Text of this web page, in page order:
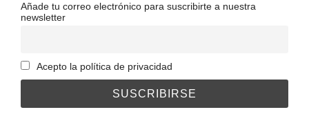
Añade tu correo electrónico para suscribirte a nuestra
newsletter
Acepto la política de privacidad